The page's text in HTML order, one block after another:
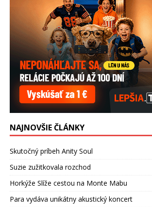
NAJNOVŠIE ČLÁNKY
Skutočný príbeh Anity Soul
Suzie zužitkovala rozchod
Horkýže Slíže cestou na Monte Mabu
Para vydáva unikátny akustický koncert